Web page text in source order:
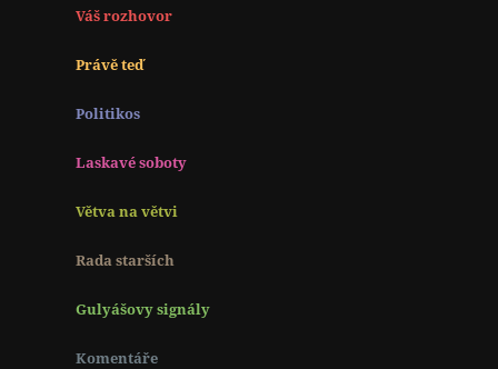
Váš rozhovor
Právě teď
Politikos
Laskavé soboty
Větva na větvi
Rada starších
Gulyášovy signály
Komentáře